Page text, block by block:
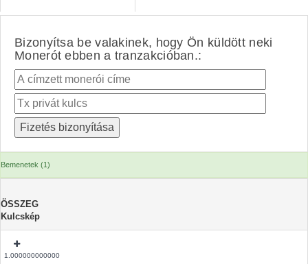
Bizonyítsa be valakinek, hogy Ön küldött neki
Monerót ebben a tranzakcióban.:
Bemenetek (1)
ÖSSZEG
Kulcskép
1.000000000000